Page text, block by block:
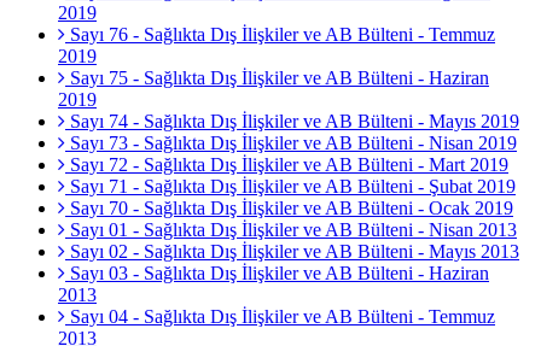
2019
Sayı 76 - Sağlıkta Dış İlişkiler ve AB Bülteni - Temmuz
2019
Sayı 75 - Sağlıkta Dış İlişkiler ve AB Bülteni - Haziran
2019
Sayı 74 - Sağlıkta Dış İlişkiler ve AB Bülteni - Mayıs 2019
Sayı 73 - Sağlıkta Dış İlişkiler ve AB Bülteni - Nisan 2019
Sayı 72 - Sağlıkta Dış İlişkiler ve AB Bülteni - Mart 2019
Sayı 71 - Sağlıkta Dış İlişkiler ve AB Bülteni - Şubat 2019
Sayı 70 - Sağlıkta Dış İlişkiler ve AB Bülteni - Ocak 2019
Sayı 01 - Sağlıkta Dış İlişkiler ve AB Bülteni - Nisan 2013
Sayı 02 - Sağlıkta Dış İlişkiler ve AB Bülteni - Mayıs 2013
Sayı 03 - Sağlıkta Dış İlişkiler ve AB Bülteni - Haziran
2013
Sayı 04 - Sağlıkta Dış İlişkiler ve AB Bülteni - Temmuz
2013